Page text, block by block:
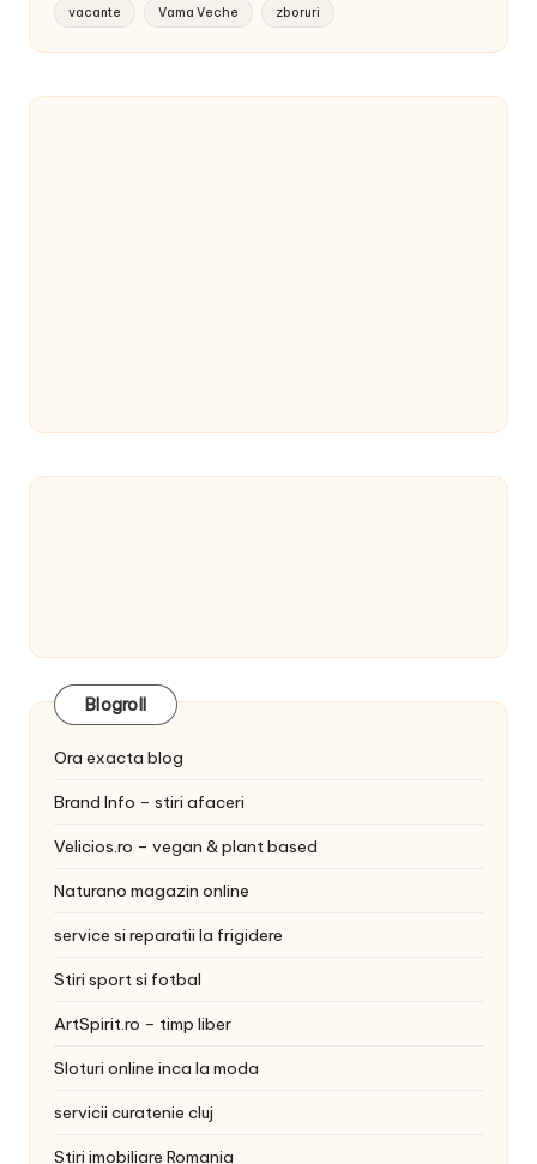
vacante Vama Veche zboruri
Blogroll
Ora exacta blog
Brand Info – stiri afaceri
Velicios.ro – vegan & plant based
Naturano magazin online
service si reparatii la frigidere
Stiri sport si fotbal
ArtSpirit.ro – timp liber
Sloturi online inca la moda
servicii curatenie cluj
Stiri imobiliare Romania